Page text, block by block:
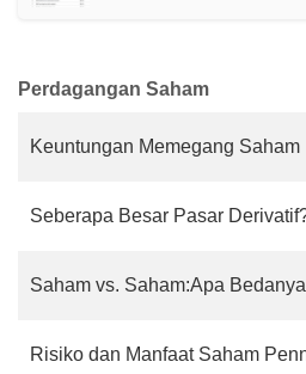
Perdagangan Saham
Keuntungan Memegang Saham
Seberapa Besar Pasar
Saham vs. Saham:Apa
Risiko dan Manfaat Saham